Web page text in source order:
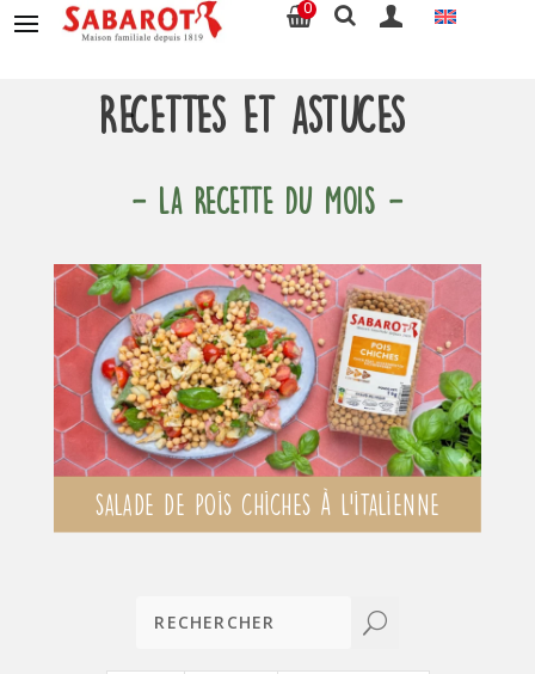
0
Recettes et astuces
- LA RECETTE DU MOIS -
Salade de pois chiches à l’italienne
U